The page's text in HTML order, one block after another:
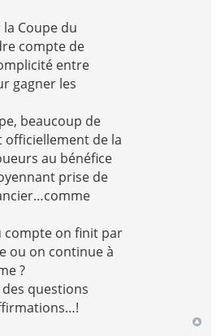
la Coupe du
compte de
entre
gagner les
beaucoup de
officiellement de la
au bénéfice
prise de
compte on finit par
ou on continue à
?
questions